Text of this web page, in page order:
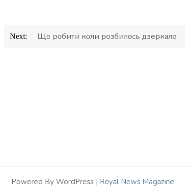
Next: Що робити коли розбилось дзеркало
Powered By WordPress | Royal News Magazine